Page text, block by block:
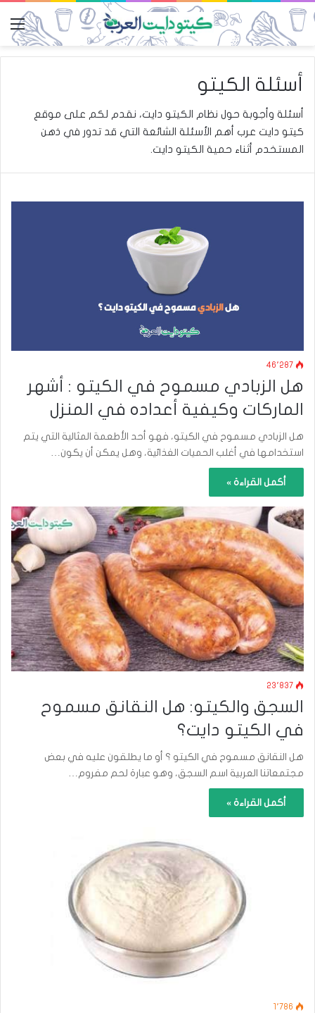
أسئلة الكيتو
أسئلة وأجوبة حول نظام الكيتو دايت، نقدم لكم على موقع
كيتو دايت عرب أهم الأسئلة الشائعة التي قد تدور في ذهن
المستخدم أثناء حمية الكيتو دايت.
46٬287
هل الزبادي مسموح في الكيتو : أشهر
الماركات وكيفية أعداده في المنزل
هل الزبادي مسموح في الكيتو، فهو أحد الأطعمة المثالية التي يتم
استخدامها في أغلب الحميات الغذائية، وهل يمكن أن يكون…
أكمل القراءة »
23٬837
السجق والكيتو: هل النقانق مسموح
في الكيتو دايت؟
هل النقانق مسموح في الكيتو ؟ أو ما يطلقون عليه في بعض
مجتمعاتنا العربية اسم السجق، وهو عبارة لحم مفروم…
أكمل القراءة »
1٬786